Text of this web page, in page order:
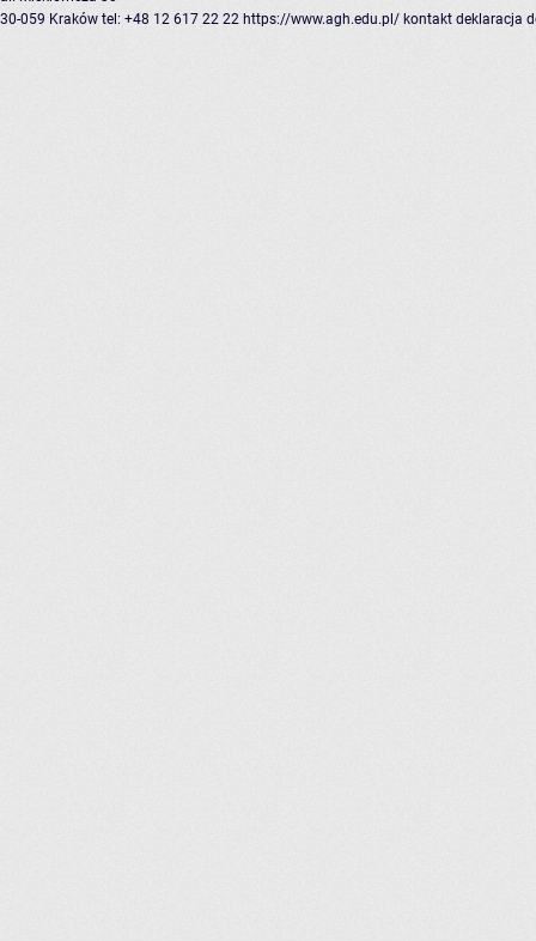
30-059 Kraków tel: +48 12 617 22 22 https://www.agh.edu.pl/ kontakt deklaracja